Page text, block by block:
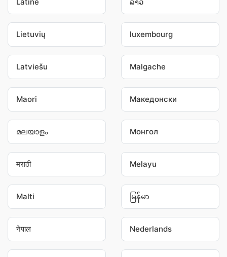
Lietuvių luxembourg
Latviešu Malgache
Maori Македонски
മലയാളം Монгол
मराठी Melayu
Malti မြန်မာ
नेपाल Nederlands